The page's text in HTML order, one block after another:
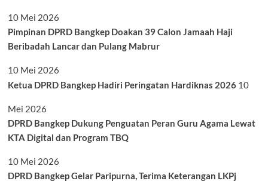
10 Mei 2026
Pimpinan DPRD Bangkep Doakan 39 Calon Jamaah Haji
Beribadah Lancar dan Pulang Mabrur
10 Mei 2026
Ketua DPRD Bangkep Hadiri Peringatan Hardiknas 2026 10
Mei 2026
DPRD Bangkep Dukung Penguatan Peran Guru Agama Lewat
KTA Digital dan Program TBQ
10 Mei 2026
DPRD Bangkep Gelar Paripurna, Terima Keterangan LKPj